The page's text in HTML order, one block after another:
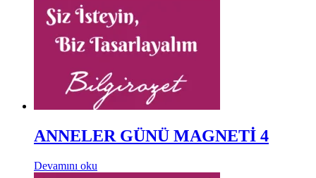
ANNELER GÜNÜ MAGNETİ 4
Devamını oku